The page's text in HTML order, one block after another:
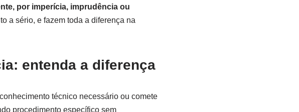
por imperícia, imprudência ou
a sério, e fazem toda a diferença na
entenda a diferença
técnico necessário ou comete
procedimento específico sem